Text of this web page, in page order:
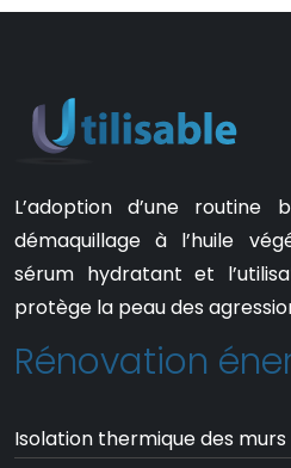
L’adoption d’une routine
démaquillage à l’huile
sérum hydratant et
protège la peau des
Rénovation
Isolation thermique des murs